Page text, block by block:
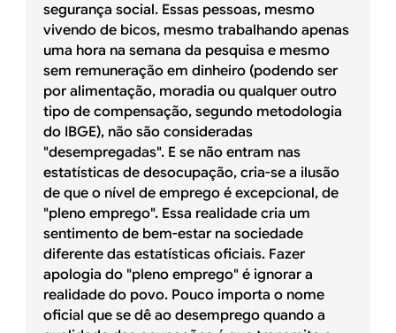
segurança social. Essas pessoas, mesmo
vivendo de bicos, mesmo trabalhando apenas
uma hora na semana da pesquisa e mesmo
sem remuneração em dinheiro (podendo ser
por alimentação, moradia ou qualquer outro
tipo de compensação, segundo metodologia
do IBGE), não são consideradas
"desempregadas". E se não entram nas
estatísticas de desocupação, cria-se a ilusão
de que o nível de emprego é excepcional, de
"pleno emprego". Essa realidade cria um
sentimento de bem-estar na sociedade
diferente das estatísticas oficiais. Fazer
apologia do "pleno emprego" é ignorar a
realidade do povo. Pouco importa o nome
oficial que se dê ao desemprego quando a